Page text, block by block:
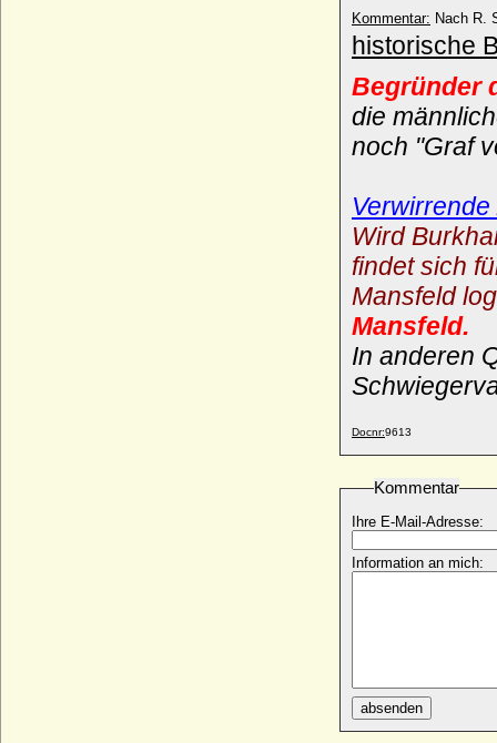
Kommentar: Nach R.
historische
Begründer
die
noch "Graf
Wird
findet sich
Mansfeld
Mansfeld.
In anderen
Docnr:9613
Kommentar
Ihre E-Mail-Adresse:
Information an mich:
absenden